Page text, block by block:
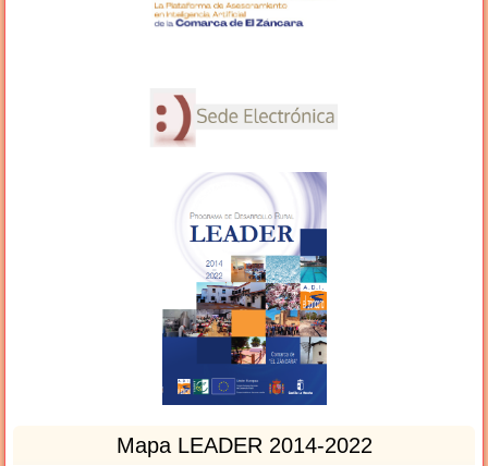
Mapa LEADER 2014-2022